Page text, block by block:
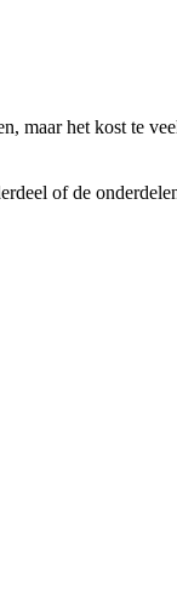
maar het kost te
of de